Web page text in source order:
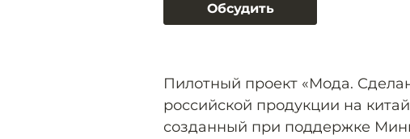
Обсудить
Пилотный проект «Мода.
российской продукции на
созданный при поддержке